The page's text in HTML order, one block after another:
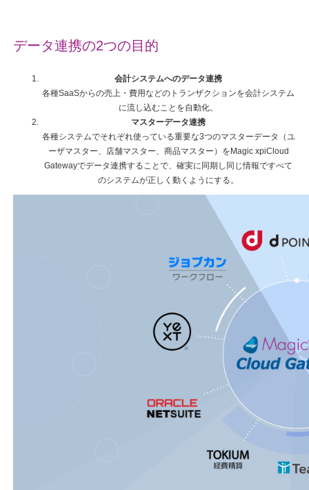
データ連携の2つの目的
会計システムへのデータ連携
各種SaaSからの売上・費用などのトランザクションを会計システム
に流し込むことを自動化。
マスターデータ連携
各種システムでそれぞれ使っている重要な3つのマスターデータ（ユ
ーザマスター、店舗マスター、商品マスター）をMagic xpiCloud
Gatewayでデータ連携することで、確実に同期し同じ情報ですべて
のシステムが正しく動くようにする。